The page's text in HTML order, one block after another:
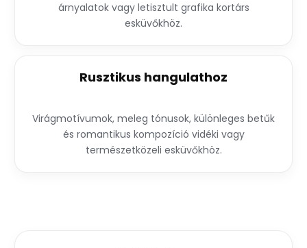
árnyalatok vagy letisztult grafika kortárs
esküvőkhöz.
Rusztikus hangulathoz
Virágmotívumok, meleg tónusok, különleges betűk
és romantikus kompozíció vidéki vagy
természetközeli esküvőkhöz.